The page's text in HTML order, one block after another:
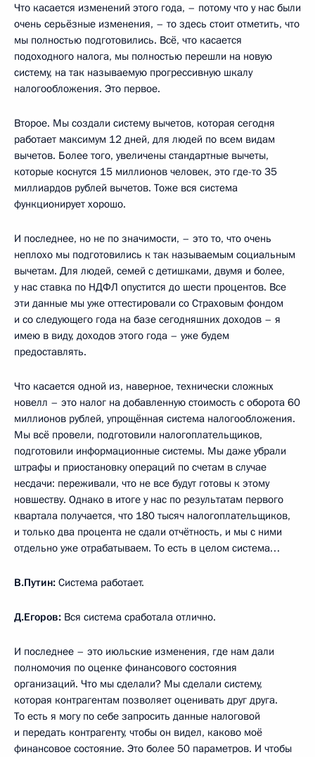
Что касается изменений этого года, – потому что у нас были
очень серьёзные изменения, – то здесь стоит отметить, что
мы полностью подготовились. Всё, что касается
подоходного налога, мы полностью перешли на новую
систему, на так называемую прогрессивную шкалу
налогообложения. Это первое.
Второе. Мы создали систему вычетов, которая сегодня
работает максимум 12 дней, для людей по всем видам
вычетов. Более того, увеличены стандартные вычеты,
которые коснутся 15 миллионов человек, это где-то 35
миллиардов рублей вычетов. Тоже вся система
функционирует хорошо.
И последнее, но не по значимости, – это то, что очень
неплохо мы подготовились к так называемым социальным
вычетам. Для людей, семей с детишками, двумя и более,
у нас ставка по НДФЛ опустится до шести процентов. Все
эти данные мы уже оттестировали со Страховым фондом
и со следующего года на базе сегодняшних доходов – я
имею в виду, доходов этого года – уже будем
предоставлять.
Что касается одной из, наверное, технически сложных
новелл – это налог на добавленную стоимость с оборота 60
миллионов рублей, упрощённая система налогообложения.
Мы всё провели, подготовили налогоплательщиков,
подготовили информационные системы. Мы даже убрали
штрафы и приостановку операций по счетам в случае
несдачи: переживали, что не все будут готовы к этому
новшеству. Однако в итоге у нас по результатам первого
квартала получается, что 180 тысяч налогоплательщиков,
и только два процента не сдали отчётность, и мы с ними
отдельно уже отрабатываем. То есть в целом система…
В.Путин: Система работает.
Д.Егоров: Вся система сработала отлично.
И последнее – это июльские изменения, где нам дали
полномочия по оценке финансового состояния
организаций. Что мы сделали? Мы сделали систему,
которая контрагентам позволяет оценивать друг друга.
То есть я могу по себе запросить данные налоговой
и передать контрагенту, чтобы он видел, каково моё
финансовое состояние. Это более 50 параметров. И чтобы